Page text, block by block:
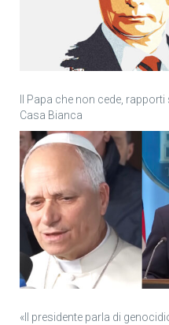
Il Papa che non cede,
Casa Bianca
«Il presidente parla di